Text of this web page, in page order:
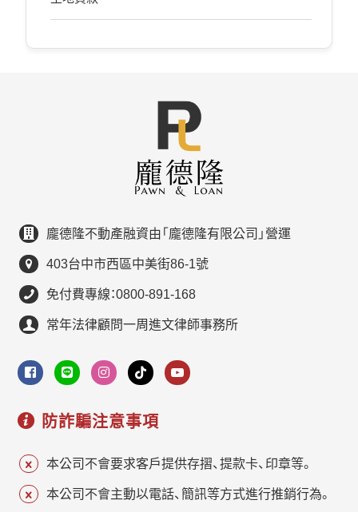
龐德隆不動產融資由「龐德隆有限公司」營運
403台中市西區中美街86-1號
免付費專線：0800-891-168
常年法律顧問一周進文律師事務所
防詐騙注意事項
本公司不會要求客戶提供存摺、提款卡、印章等。
本公司不會主動以電話、簡訊等方式進行推銷行為。